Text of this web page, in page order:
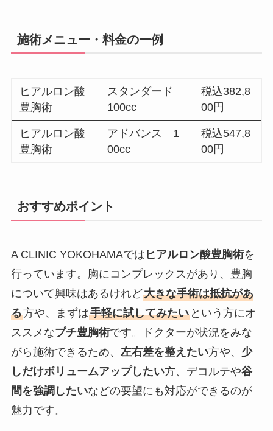
施術メニュー・料金の一例
ヒアルロン酸
豊胸術
スタンダード
100cc
税込382,8
00円
ヒアルロン酸
豊胸術
アドバンス 1
00cc
税込547,8
00円
おすすめポイント
A CLINIC YOKOHAMAでは ヒアルロン酸豊胸術を
行っています。胸にコンプレックスがあり、豊胸
について興味はあるけれど大きな手術は抵抗があ
る方や、まずは手軽に試してみたいという方にオ
ススメなプチ豊胸術です。ドクターが状況をみな
がら施術できるため、 左右差を整えたい方や、 少
しだけボリュームアップしたい方、デコルテや谷
間を強調したいなどの要望にも対応ができるのが
魅力です。